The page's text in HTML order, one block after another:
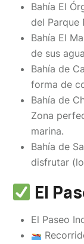
Bahía El
del Parque
Bahía El
de sus
Bahía de
forma de
Bahía de
Zona
marina.
Bahía de
disfrutar
El
El Paseo